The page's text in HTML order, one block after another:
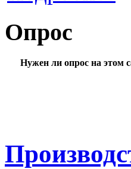
Опрос
Нужен ли опрос на этом